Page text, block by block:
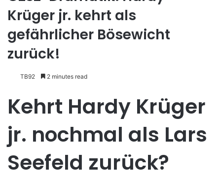
Krüger jr. kehrt als
gefährlicher Bösewicht
zurück!
TB92 2 minutes read
Kehrt Hardy Krüger
jr. nochmal als Lars
Seefeld zurück?